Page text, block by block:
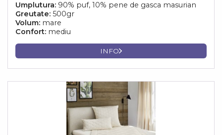
Umplutura: 90% puf, 10% pene de gasca masurian
Greutate: 500gr
Volum: mare
Confort: mediu
INFO